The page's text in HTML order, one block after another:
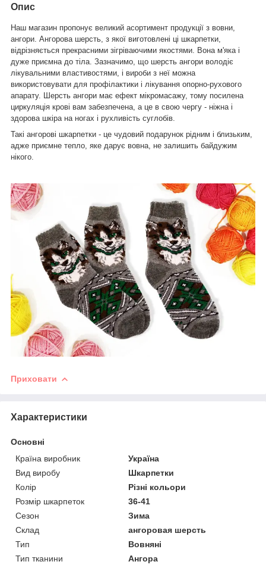
Опис
Наш магазин пропонує великий асортимент продукції з вовни,
ангори. Ангорова шерсть, з якої виготовлені ці шкарпетки,
відрізняється прекрасними зігріваючими якостями. Вона м'яка і
дуже приємна до тіла. Зазначимо, що шерсть ангори володіє
лікувальними властивостями, і вироби з неї можна
використовувати для профілактики і лікування опорно-рухового
апарату. Шерсть ангори має ефект мікромасажу, тому посилена
циркуляція крові вам забезпечена, а це в свою чергу - ніжна і
здорова шкіра на ногах і рухливість суглобів.
Такі ангорові шкарпетки - це чудовий подарунок рідним і близьким,
адже приємне тепло, яке дарує вовна, не залишить байдужим
нікого.
Приховати
Характеристики
Основні
Країна виробник
Україна
Вид виробу
Шкарпетки
Колір
Різні кольори
Розмір шкарпеток
36-41
Сезон
Зима
Склад
ангоровая шерсть
Тип
Вовняні
Тип тканини
Ангора